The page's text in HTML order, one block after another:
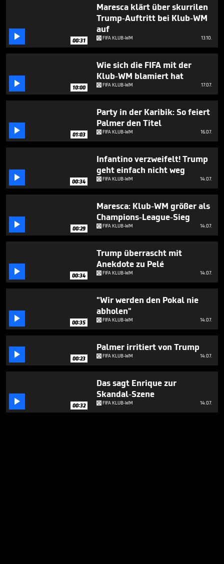
seconds
 00:31
Maresca klärt über skurrilen
Trump-Auftritt bei Klub-WM
auf
FIFA KLUB-WM 13.10.
 10:00
Wie sich die FIFA mit der
Klub-WM blamiert hat
FIFA KLUB-WM 17.07.
 01:03
Party in der Karibik: So feiert
Palmer den Titel
FIFA KLUB-WM 16.07.
 00:34
Infantino verzweifelt! Trump
geht einfach nicht weg
FIFA KLUB-WM 14.07.
 00:29
Maresca: Klub-WM größer als
Champions-League-Sieg
FIFA KLUB-WM 14.07.
 00:34
Trump überrascht mit
Anekdote zu Pelé
FIFA KLUB-WM 14.07.
 00:35
"Wir werden den Pokal nie
abholen"
FIFA KLUB-WM 14.07.
 00:23
Palmer irritiert von Trump
FIFA KLUB-WM 14.07.
 00:32
Das sagt Enrique zur
Skandal-Szene
FIFA KLUB-WM 14.07.